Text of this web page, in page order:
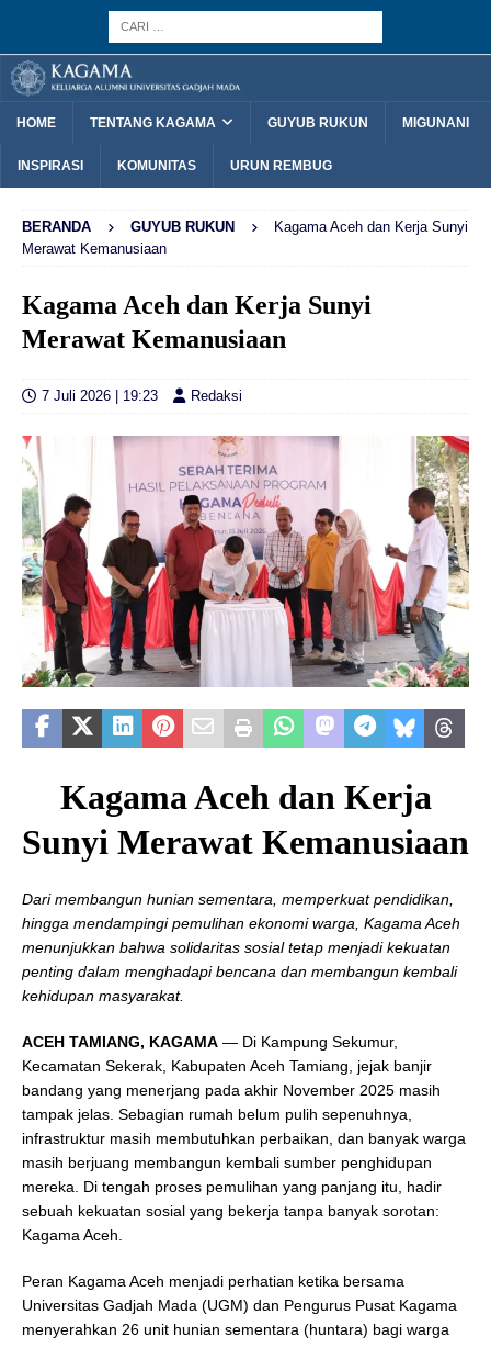
HOME TENTANG KAGAMA GUYUB RUKUN MIGUNANI
INSPIRASI KOMUNITAS URUN REMBUG
BERANDA GUYUB RUKUN
Kagama Aceh dan Kerja Sunyi
Merawat Kemanusiaan
Kagama Aceh dan Kerja Sunyi
Merawat Kemanusiaan
7 Juli 2026 | 19:23 Redaksi
Kagama Aceh dan Kerja
Sunyi Merawat Kemanusiaan
Dari membangun hunian sementara, memperkuat pendidikan,
hingga mendampingi pemulihan ekonomi warga, Kagama Aceh
menunjukkan bahwa solidaritas sosial tetap menjadi kekuatan
penting dalam menghadapi bencana dan membangun kembali
kehidupan masyarakat.
ACEH TAMIANG, KAGAMA — Di Kampung Sekumur,
Kecamatan Sekerak, Kabupaten Aceh Tamiang, jejak banjir
bandang yang menerjang pada akhir November 2025 masih
tampak jelas. Sebagian rumah belum pulih sepenuhnya,
infrastruktur masih membutuhkan perbaikan, dan banyak warga
masih berjuang membangun kembali sumber penghidupan
mereka. Di tengah proses pemulihan yang panjang itu, hadir
sebuah kekuatan sosial yang bekerja tanpa banyak sorotan:
Kagama Aceh.
Peran Kagama Aceh menjadi perhatian ketika bersama
Universitas Gadjah Mada (UGM) dan Pengurus Pusat Kagama
menyerahkan 26 unit hunian sementara (huntara) bagi warga